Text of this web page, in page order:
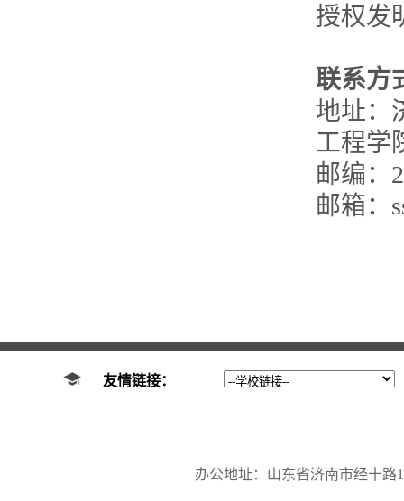
授权发
联系方
地址：
工程学
邮编：
邮箱：
友情链接：
办公地址：山东省济南市经十路